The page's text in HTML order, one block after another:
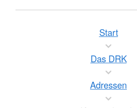
Start
Das DRK
Adressen